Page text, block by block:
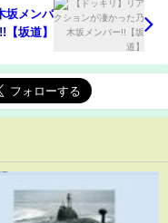
坂メンバ
【坂道】